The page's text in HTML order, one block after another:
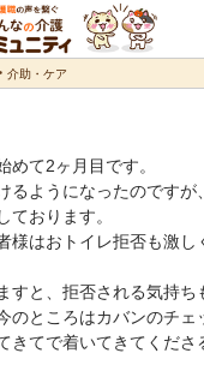
介助・ケア
めて2ヶ月目です。
るようになったのです
ております。
様はおトイレ拒否も激し
すと、拒否される気持ち
のところはカバンのチェ
きてで着いてきてくださ